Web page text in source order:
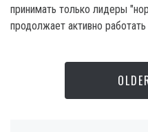
принимать только лидеры
продолжает активно